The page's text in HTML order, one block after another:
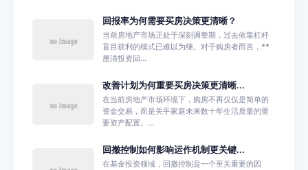
回报率为何需要买房决策更清晰？
当前房地产市场正处于深刻调整期，过去依靠杠杆
盲目获利的模式已难以为继。对于购房者而言，**
厘清投资回...
改善计划为何重要买房决策更清晰...
在当前房地产市场环境下，购房不再仅仅是简单的
资金交易，而是关乎家庭未来数十年生活质量的重
要资产配置。...
回撤控制如何影响运作机制更关键...
在基金投资领域，回撤控制是一个至关重要的因